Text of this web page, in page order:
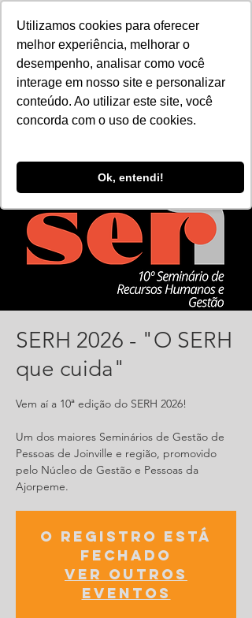
Utilizamos cookies para oferecer
melhor experiência, melhorar o
desempenho, analisar como você
interage em nosso site e personalizar
conteúdo. Ao utilizar este site, você
concorda com o uso de cookies.
Ok, entendi!
SERH 2026 - "O SERH
que cuida"
Vem aí a 10ª edição do SERH 2026!
Um dos maiores Seminários de Gestão de
Pessoas de Joinville e região, promovido
pelo Núcleo de Gestão e Pessoas da
Ajorpeme.
O registro está
fechado
Ver outros
eventos